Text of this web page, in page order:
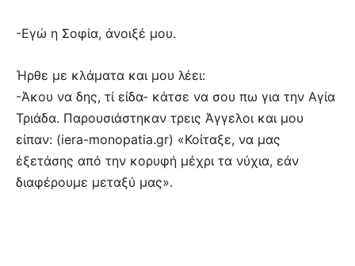
-Εγώ η Σοφία, άνοιξέ μου.
Ήρθε με κλάματα και μου λέει:
-Άκου να δης, τί είδα- κάτσε να σου πω για την Αγία
Τριάδα. Παρουσιάστηκαν τρεις Άγγελοι και μου
είπαν: (iera-monopatia.gr) «Κοίταξε, να μας
έξετάσης από την κορυφή μέχρι τα νύχια, εάν
διαφέρουμε μεταξύ μας».